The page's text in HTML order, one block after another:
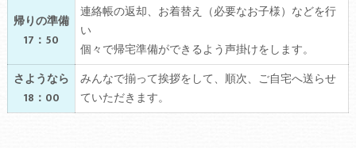
帰りの準備
17：50
連絡帳の返却、お着替え（必要なお子様）などを行
い
個々で帰宅準備ができるよう声掛けをします。
さようなら
18：00
みんなで揃って挨拶をして、順次、ご自宅へ送らせ
ていただきます。